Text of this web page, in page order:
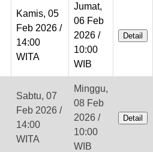
Kamis, 05
Feb 2026 /
14:00
WITA
Jumat,
06 Feb
2026 /
10:00
WIB
Detail
Sabtu, 07
Feb 2026 /
14:00
WITA
Minggu,
08 Feb
2026 /
10:00
WIB
Detail